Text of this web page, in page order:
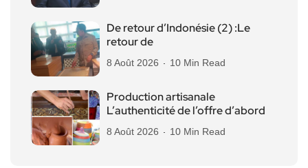
De retour d’Indonésie (2) :Le
retour de
8 Août 2026 10 Min Read
Production artisanale
L’authenticité de l’offre d’abord
8 Août 2026 10 Min Read